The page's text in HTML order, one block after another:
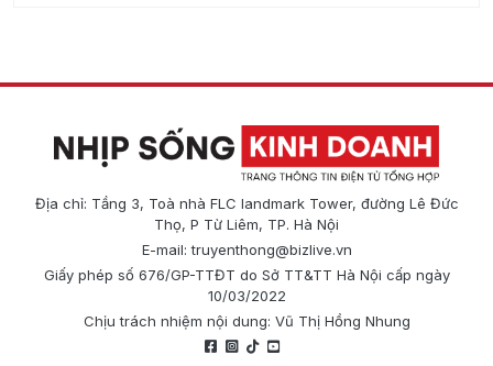
Địa chỉ: Tầng 3, Toà nhà FLC landmark Tower, đường Lê Đức
Thọ, P Từ Liêm, TP. Hà Nội
E-mail:truyenthong@bizlive.vn
Giấy phép số 676/GP-TTĐT do Sở TT&TT Hà Nội cấp ngày
10/03/2022
Chịu trách nhiệm nội dung: Vũ Thị Hồng Nhung